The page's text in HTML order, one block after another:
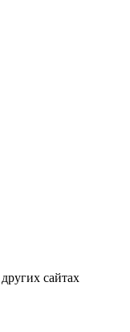
сайтах